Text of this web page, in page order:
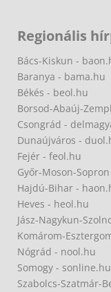
Regionális
Bács-Kiskun -
Baranya - bama.hu
Békés - beol.hu
Borsod-Abaúj-
Csongrád -
Dunaújváros -
Fejér - feol.hu
Győr-Moson-
Hajdú-Bihar -
Heves - heol.hu
Jász-Nagykun-
Komárom-
Nógrád - nool.hu
Somogy - sonline.hu
Szabolcs-Szatmár-